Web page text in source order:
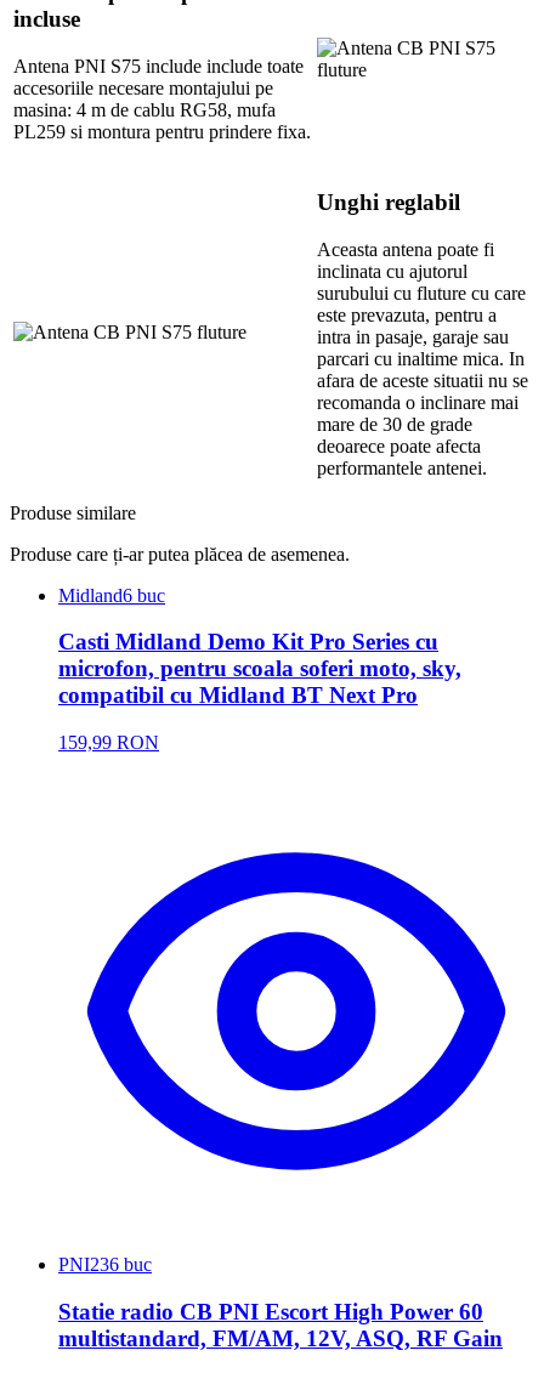
incluse
Antena PNI S75 include include toate
accesoriile necesare montajului pe
masina: 4 m de cablu RG58, mufa
PL259 si montura pentru prindere fixa.
Unghi reglabil
Aceasta antena poate fi
inclinata cu ajutorul
surubului cu fluture cu care
este prevazuta, pentru a
intra in pasaje, garaje sau
parcari cu inaltime mica. In
afara de aceste situatii nu se
recomanda o inclinare mai
mare de 30 de grade
deoarece poate afecta
performantele antenei.
Produse similare
Produse care ți-ar putea plăcea de asemenea.
Midland6 buc
Casti Midland Demo Kit Pro Series cu
microfon, pentru scoala soferi moto, sky,
compatibil cu Midland BT Next Pro
159,99 RON
PNI236 buc
Statie radio CB PNI Escort High Power 60
multistandard, FM/AM, 12V, ASQ, RF Gain